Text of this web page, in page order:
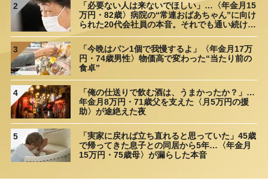
2
「必要ない人は来ないでほしい」…〈年金月15
万円・82歳〉病院の“常連おばあちゃん”に向け
られた20代会社員の本音。それでも通い続ける
理由
3
「今晩はパン1個で我慢するよ」〈年金月17万
円・74歳男性〉物価高で変わった“当たり前の
食卓”
4
「俺の仕送りで飲む酒は、うまかったか？」…
年金月8万円・71歳父を支えた〈月5万円の援
助〉が途絶えた夜
5
「実家に戻れば立ち直れると思っていた」45歳
で帰ってきた息子との同居から5年…〈年金月
15万円・75歳母〉が漏らした本音